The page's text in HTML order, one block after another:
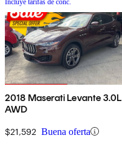
Incluye tarifas de conc.
2018 Maserati Levante 3.0L
AWD
$21,592 Buena oferta